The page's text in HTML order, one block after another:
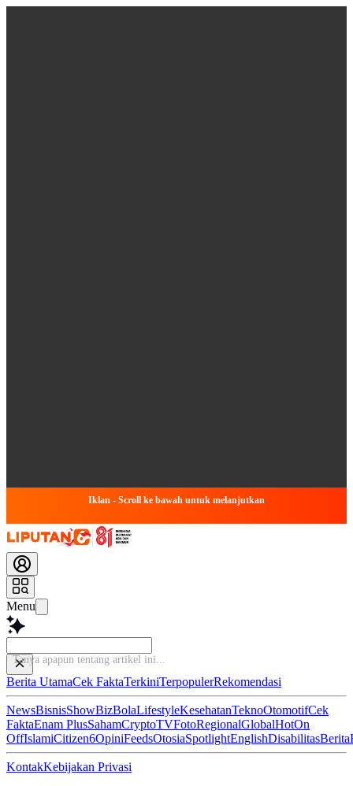
Iklan - Scroll ke bawah untuk melanjutkan
Menu
Berita UtamaCek FaktaTerkiniTerpopulerRekomendasi
NewsBisnisShowBizBolaLifestyleKesehatanTeknoOtomotifCek
FaktaEnam PlusSahamCryptoTVFotoRegionalGlobalHotOn
OffIslamiCitizen6OpiniFeedsOtosiaSpotlightEnglishDisabilitasBerita
KontakKebijakan Privasi